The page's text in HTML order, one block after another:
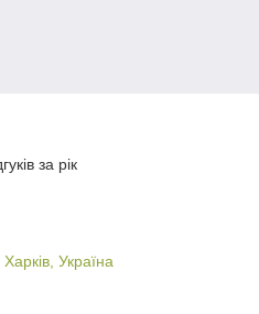
за рік
Україна